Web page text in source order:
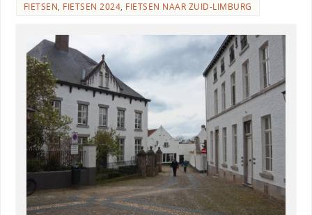
FIETSEN, FIETSEN 2024, FIETSEN NAAR ZUID-LIMBURG